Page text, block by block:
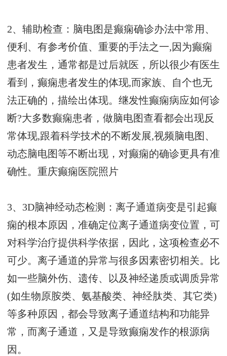
2、辅助检查：脑电图是癫痫确诊办法中常用、
便利、有参考价值、重要的手法之一,因为癫痫
患者发生，通常都是过后就医，所以很少有医生
看到，癫痫患者发生的体现,而家族、自个也无
法正确的，描绘出体现。继发性癫痫病应如何诊
断?大多数癫痫患者，做脑电图查看都会出现反
常体现,跟着科学技术的不断发展,视频脑电图、
动态脑电图等不断出现，对癫痫的确诊更具有准
确性。 重庆癫痫医院照片
3、3D脑神经动态检测：离子通道病变是引起癫
痫的根本原因，准确定位离子通道病变位置，可
对科学治疗提供科学依据，因此，这项检查必不
可少。离子通道的异常与很多因素密切相关。比
如一些脑外伤、遗传、以及神经递质或调质异常
(如生物原胺类、氨基酸类、神经肽类、其它类)
等多种原因，都会导致离子通道结构和功能异
常，而离子通道，又是导致癫痫发作的根源病
因。